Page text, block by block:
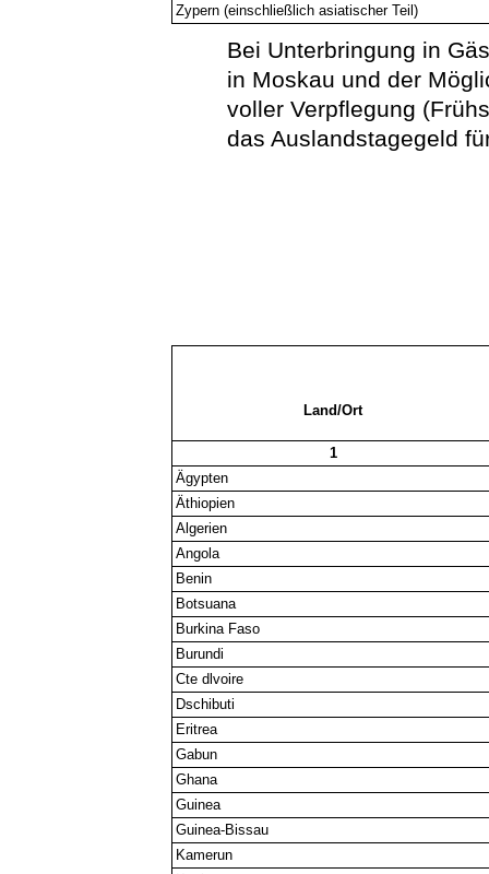
Zypern (einschließlich asiatischer Teil)
Bei Unterbringung in
in Moskau und der
voller Verpflegung
das Auslandstagegeld
Land/Ort
1
Ägypten
Äthiopien
Algerien
Angola
Benin
Botsuana
Burkina Faso
Burundi
Cte dlvoire
Dschibuti
Eritrea
Gabun
Ghana
Guinea
Guinea-Bissau
Kamerun